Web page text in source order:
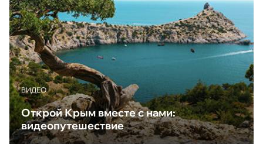
ВИДЕО
Открой Крым вместе с нами:
видеопутешествие